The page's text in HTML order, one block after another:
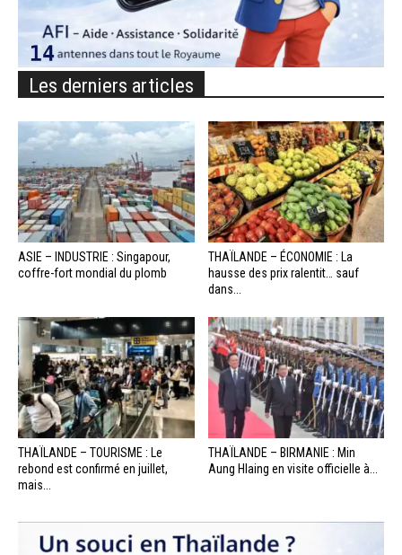
Les derniers articles
ASIE – INDUSTRIE : Singapour,
coffre-fort mondial du plomb
THAÏLANDE – ÉCONOMIE : La
hausse des prix ralentit… sauf
dans...
THAÏLANDE – TOURISME : Le
rebond est confirmé en juillet,
mais...
THAÏLANDE – BIRMANIE : Min
Aung Hlaing en visite officielle à...